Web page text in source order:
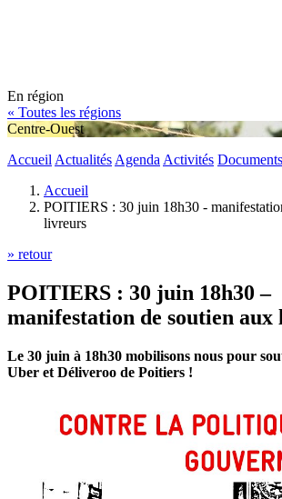
En région
« Toutes les régions
Centre-Ouest
Accueil Actualités Agenda Activités Documents
Accueil
POITIERS : 30 juin 18h30 -
livreurs
» retour
POITIERS : 30 juin 18h30 –
manifestation de soutien
Le 30 juin à 18h30 mobilisons nous pour
Uber et Déliveroo de Poitiers !